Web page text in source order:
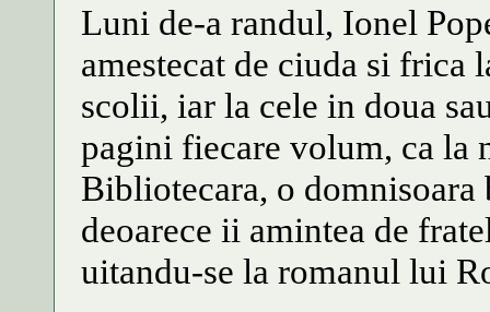
Luni de-a randul, Ionel
amestecat de ciuda si frica
scolii, iar la cele in doua
pagini fiecare volum, ca la
Bibliotecara, o domnisoara
deoarece ii amintea de
uitandu-se la romanul lui